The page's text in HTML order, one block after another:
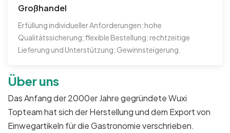
Großhandel
Erfüllung individueller Anforderungen; hohe
Qualitätssicherung; flexible Bestellung; rechtzeitige
Lieferung und Unterstützung; Gewinnsteigerung.
Über uns
Das Anfang der 2000er Jahre gegründete Wuxi
Topteam hat sich der Herstellung und dem Export von
Einwegartikeln für die Gastronomie verschrieben.